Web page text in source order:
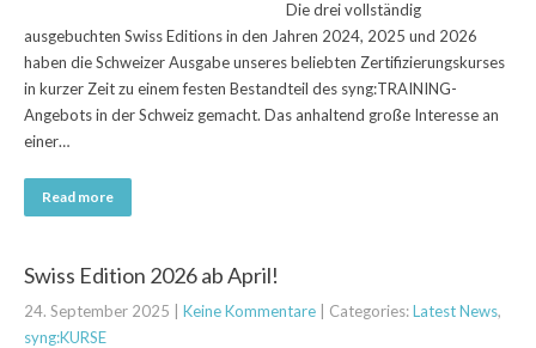
Die drei vollständig
ausgebuchten Swiss Editions in den Jahren 2024, 2025 und 2026
haben die Schweizer Ausgabe unseres beliebten Zertifizierungskurses
in kurzer Zeit zu einem festen Bestandteil des syng:TRAINING-
Angebots in der Schweiz gemacht. Das anhaltend große Interesse an
einer…
Read more
Swiss Edition 2026 ab April!
24. September 2025 Keine Kommentare | Categories:Latest News,
syng:KURSE